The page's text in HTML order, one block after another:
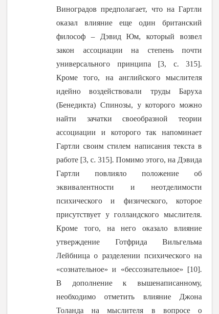
Виноградов предполагает, что на Гартли
оказал влияние еще один британский
философ – Дэвид Юм, который возвел
закон ассоциации на степень почти
универсального принципа [3, с. 315].
Кроме того, на английского мыслителя
идейно воздействовали труды Баруха
(Бенедикта) Спинозы, у которого можно
найти зачатки своеобразной теории
ассоциации и которого так напоминает
Гартли своим стилем написания текста в
работе [3, c. 315]. Помимо этого, на Дэвида
Гартли повлияло положение об
эквивалентности и неотделимости
психического и физического, которое
присутствует у голландского мыслителя.
Кроме того, на него оказало влияние
утверждение Готфрида Вильгельма
Лейбница о разделении психического на
«сознательное» и «бессознательное» [10].
В дополнение к вышенаписанному,
необходимо отметить влияние Джона
Толанда на мыслителя в вопросе о